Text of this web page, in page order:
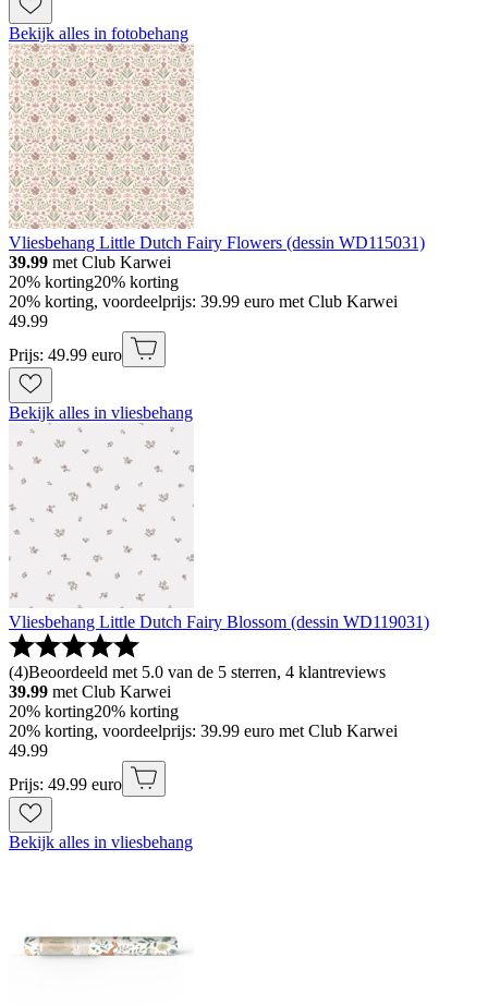
Bekijk alles in fotobehang
Vliesbehang Little Dutch Fairy Flowers (dessin WD115031)
39.99 met Club Karwei
20% korting20% korting
20% korting, voordeelprijs: 39.99 euro met Club Karwei
49.99
Prijs: 49.99 euro
Bekijk alles in vliesbehang
Vliesbehang Little Dutch Fairy Blossom (dessin WD119031)
(4)Beoordeeld met 5.0 van de 5 sterren, 4 klantreviews
39.99 met Club Karwei
20% korting20% korting
20% korting, voordeelprijs: 39.99 euro met Club Karwei
49.99
Prijs: 49.99 euro
Bekijk alles in vliesbehang